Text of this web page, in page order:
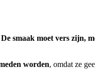
De smaak moet vers zijn,
worden, omdat ze